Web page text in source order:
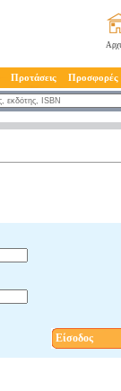
Προτάσεις Προσφορές
Είσοδος